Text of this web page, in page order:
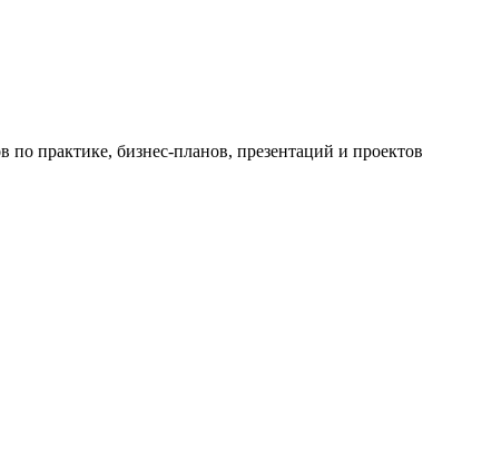
практике, бизнес-планов, презентаций и проектов